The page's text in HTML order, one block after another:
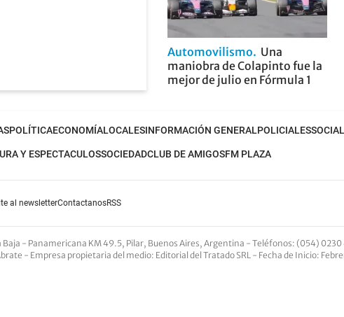
Automovilismo
Una
maniobra de Colapinto fue la
mejor de julio en Fórmula 1
POLÍTICAECONOMÍALOCALESINFORMACIÓN GENERALPOLICIALES
Y ESPECTACULOSSOCIEDADCLUB DE AMIGOSFM PLAZA
al newsletterContactanosRSS
Baja - Panamericana KM 49.5, Pilar, Buenos Aires, Argentina - Teléfonos: (054)
- Empresa propietaria del medio: Editorial del Tratado SRL - Fecha de Inicio: